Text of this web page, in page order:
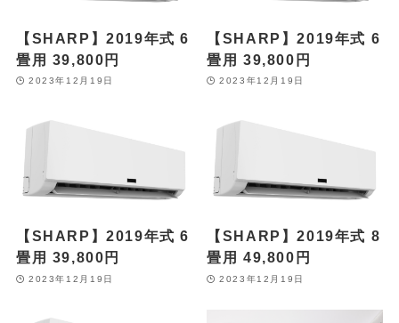
【SHARP】2019年式 6
畳用 39,800円
2023年12月19日
【SHARP】2019年式 6
畳用 39,800円
2023年12月19日
【SHARP】2019年式 6
畳用 39,800円
2023年12月19日
【SHARP】2019年式 8
畳用 49,800円
2023年12月19日